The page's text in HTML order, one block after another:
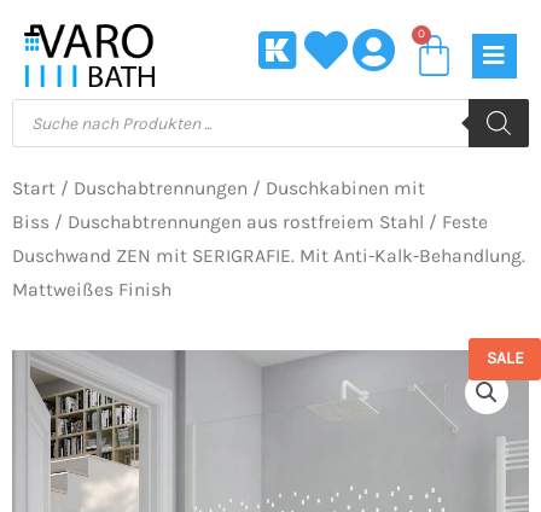
Inhalt
springen
0
Products
search
Start / Duschabtrennungen / Duschkabinen mit
Biss / Duschabtrennungen aus rostfreiem Stahl / Feste
Duschwand ZEN mit SERIGRAFIE. Mit Anti-Kalk-Behandlung.
Mattweißes Finish
SALE